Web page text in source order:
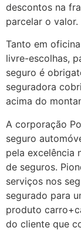
descontos na
parcelar o valor.
Tanto em
livre-escolhas,
seguro é
seguradora
acima do
A corporação
seguro
pela excelência
de seguros.
serviços nos
segurado para
produto
do cliente que